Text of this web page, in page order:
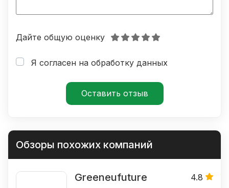
Я согласен на обработку данных
Дайте общую оценку
Обзоры похожих компаний
Greeneufuture 4.8